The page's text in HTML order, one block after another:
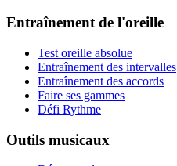
Entraînement de l'oreille
Test oreille absolue
Entraînement des intervalles
Entraînement des accords
Faire ses gammes
Défi Rythme
Outils musicaux